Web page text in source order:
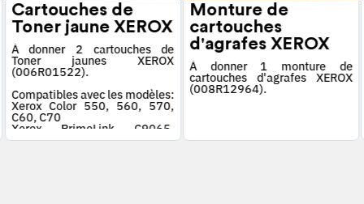
Cartouches de
Toner jaune XEROX
À donner 2 cartouches de
Toner jaunes XEROX
(006R01522).
Compatibles avec les modèles:
Xerox Color 550, 560, 570,
C60, C70
Xerox PrimeLink C9065,
C9070
Monture de
cartouches
d'agrafes XEROX
À donner 1 monture de
cartouches d'agrafes XEROX
(008R12964).